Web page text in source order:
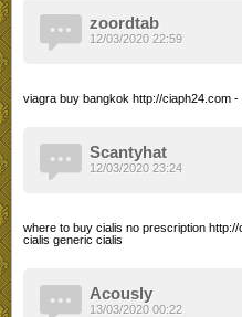
zoordtab
viagra buy bangkok http://ciaph24.com
12/03/2020 22:59
Scantyhat
where to buy cialis no prescription
cialis generic cialis
12/03/2020 23:24
Acously
13/03/2020 00:22